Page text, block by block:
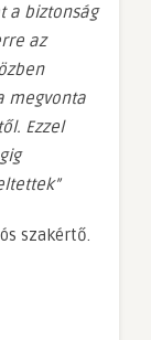
a biztonság
az
megvonta
Ezzel
szakértő.